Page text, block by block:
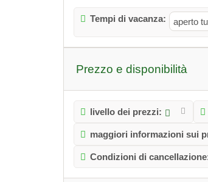
Tempi di vacanza: aperto
Prezzo e disponibilità
livello dei prezzi:
maggiori informazioni sui
Condizioni di